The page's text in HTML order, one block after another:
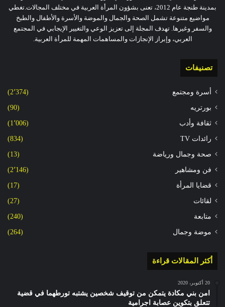
بمدينة طنجة عام 2012، تعنى بشؤون المرأة العربية في مختلف المجالات.تغطي
مواضيع متنوعة تشمل الصحة والجمال والموضة والأسرة والأطفال والطبخ
والسفر وغيرها. تهدف المجلة إلى تعزيز الوعي والتغيير الإيجابي في المجتمع
العربي، وإبراز الإنجازات والمساهمات المهمة للمرأة العربية.
تصنيفات
أسرة ومجتمع (2٬374)
بورتريه (90)
ثقافة وأدب (1٬006)
رائدات TV (834)
صحة وجمال ورياضة (13)
فن ومشاهير (2٬146)
قضايا المرأة (17)
لقائات (27)
متابعة (240)
موضة وجمال (264)
أكثر المقالات قراءة
20 أكتوبر، 2020
امن بني مكادة يتمكن من توقيف شخصين يشتبه تورطهما في قضية
تتعلق بتكوين عصابة اجرامية